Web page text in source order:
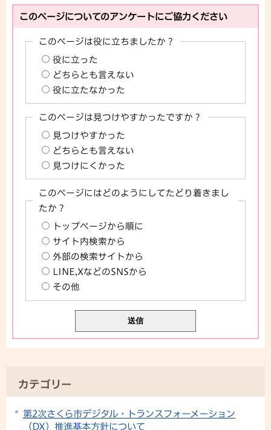
このページについてのアンケートにご協力ください
このページは役に立ちましたか？
役に立った
どちらとも言えない
役に立たなかった
このページは見つけやすかったですか？
見つけやすかった
どちらとも言えない
見つけにくかった
このページにはどのようにしてたどり着きまし
たか？
トップページから順に
サイト内検索から
外部の検索サイトから
LINE,XなどのSNSから
その他
カテゴリー
第2次さくら市デジタル・トランスフォーメーション
（DX）推進基本方針について